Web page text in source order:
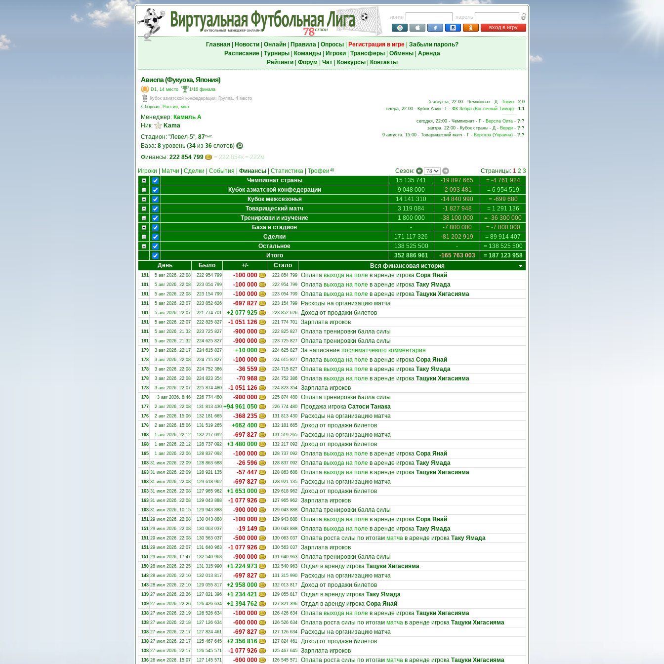
логин
пароль
вход в игру
Главная| Новости| Онлайн| Правила| Опросы| Регистрация в игре| Забыли пароль?
Расписание| Турниры| Команды| Игроки| Трансферы| Обмены| Аренда
Рейтинги| Форум Чат| Конкурсы| Контакты
Ависпа (Фукуока, Япония)
D1, 14 место
1/16 финала
Кубок азиатской конфедерации: Группа, 4 место
Сборная: Россия, мол.
Менеджер: Камиль А
Ник:
Kama
Стадион: "Левел-5", 87тыс.
База: 8 уровень (34 из 36 слотов)
Финансы: 222 854 799 = 222 854к = 222м
5 августа, 22:00 - Чемпионат - Д - Токио - 2:0
вчера, 22:00 - Кубок Азии - Г - ФК Зебра (Восточный Тимор) - 1:1
сегодня, 22:00 - Чемпионат - Г - Верспа Оита - ?:?
завтра, 22:00 - Кубок страны - Д - Верди - ?:?
9 августа, 15:00 - Товарищеский матч - Г - Ворскла (Украина) - ?:?
Игроки Матчи Сделки События Финансы Статистика Трофеи 40 Сезон: Страницы: 1 2 3
Чемпионат страны
15 135 741 -19 897 665
= -4 761 924
Кубок азиатской конфедерации
9 048 000 -2 093 481
= 6 954 519
Кубок межсезонья
14 141 310 -14 840 990
= -699 680
Товарищеский матч
3 119 084 -1 827 948
= 1 291 136
Тренировки и изучение
1 800 000 -38 100 000
= -36 300 000
База и стадион
- -7 800 000
= -7 800 000
Сделки
171 117 326 -81 202 919
= 89 914 407
Остальное
138 525 500 -
= 138 525 500
Итого
352 886 961 -165 763 003
= 187 123 958
День
Было +/- Стало Вся финансовая история
191 5 авг 2026, 22:08 222 954 799 -100 000 222 854 799 Оплата выхода на поле в аренде игрока Сора Янай
191 5 авг 2026, 22:08 223 054 799 -100 000 222 954 799 Оплата выхода на поле в аренде игрока Таку Ямада
191 5 авг 2026, 22:08 223 154 799 -100 000 223 054 799 Оплата выхода на поле в аренде игрока Тацуки Хигасияма
191 5 авг 2026, 22:07 223 852 626 -697 827 223 154 799 Расходы на организацию матча
191 5 авг 2026, 22:07 221 774 701 +2 077 925 223 852 626 Доход от продажи билетов
191 5 авг 2026, 22:07 222 825 827 -1 051 126 221 774 701 Зарплата игроков
191 5 авг 2026, 21:32 223 725 827 -900 000 222 825 827 Оплата тренировки балла силы
191 5 авг 2026, 21:32 224 625 827 -900 000 223 725 827 Оплата тренировки балла силы
179 3 авг 2026, 22:17 224 615 827 +10 000 224 625 827 За написание послематчевого комментария
178 3 авг 2026, 22:08 224 715 827 -100 000 224 615 827 Оплата выхода на поле в аренде игрока Сора Янай
178 3 авг 2026, 22:08 224 752 386 -36 559 224 715 827 Оплата выхода на поле в аренде игрока Таку Ямада
178 3 авг 2026, 22:08 224 823 354 -70 968 224 752 386 Оплата выхода на поле в аренде игрока Тацуки Хигасияма
178 3 авг 2026, 22:07 225 874 480 -1 051 126 224 823 354 Зарплата игроков
178 3 авг 2026, 8:46 226 774 480 -900 000 225 874 480 Оплата тренировки балла силы
177 2 авг 2026, 22:08 131 813 430 +94 961 050 226 774 480 Продажа игрока Сатоси Танака
176 2 авг 2026, 15:06 132 181 665 -368 235 131 813 430 Расходы на организацию матча
176 2 авг 2026, 15:06 131 519 265 +662 400 132 181 665 Доход от продажи билетов
168 1 авг 2026, 22:12 132 217 092 -697 827 131 519 265 Расходы на организацию матча
168 1 авг 2026, 22:12 128 737 092 +3 480 000 132 217 092 Доход от продажи билетов
165 1 авг 2026, 22:06 128 837 092 -100 000 128 737 092 Оплата выхода на поле в аренде игрока Сора Янай
163 31 июл 2026, 22:09 128 863 688 -26 596 128 837 092 Оплата выхода на поле в аренде игрока Таку Ямада
163 31 июл 2026, 22:09 128 921 135 -57 447 128 863 688 Оплата выхода на поле в аренде игрока Тацуки Хигасияма
163 31 июл 2026, 22:08 129 618 962 -697 827 128 921 135 Расходы на организацию матча
163 31 июл 2026, 22:08 127 965 962 +1 653 000 129 618 962 Доход от продажи билетов
163 31 июл 2026, 22:08 129 043 888 -1 077 926 127 965 962 Зарплата игроков
163 31 июл 2026, 10:15 129 943 888 -900 000 129 043 888 Оплата тренировки балла силы
151 29 июл 2026, 22:08 130 043 888 -100 000 129 943 888 Оплата выхода на поле в аренде игрока Сора Янай
151 29 июл 2026, 22:08 130 063 037 -19 149 130 043 888 Оплата выхода на поле в аренде игрока Таку Ямада
151 29 июл 2026, 22:08 130 563 037 -500 000 130 063 037 Оплата роста силы по итогам матча в аренде игрока Таку Ямада
151 29 июл 2026, 22:07 131 640 963 -1 077 926 130 563 037 Зарплата игроков
151 29 июл 2026, 17:47 132 540 963 -900 000 131 640 963 Оплата тренировки балла силы
150 28 июл 2026, 22:25 131 315 990 +1 224 973 132 540 963 Отдал в аренду игрока Тацуки Хигасияма
143 28 июл 2026, 22:10 132 013 817 -697 827 131 315 990 Расходы на организацию матча
143 28 июл 2026, 22:10 129 055 817 +2 958 000 132 013 817 Доход от продажи билетов
139 27 июл 2026, 22:26 127 821 396 +1 234 421 129 055 817 Отдал в аренду игрока Таку Ямада
139 27 июл 2026, 22:26 126 426 634 +1 394 762 127 821 396 Отдал в аренду игрока Сора Янай
138 27 июл 2026, 22:19 126 526 634 -100 000 126 426 634 Оплата выхода на поле в аренде игрока Тацуки Хигасияма
138 27 июл 2026, 22:18 127 126 634 -600 000 126 526 634 Оплата роста силы по итогам матча в аренде игрока Тацуки Хигасияма
138 27 июл 2026, 22:17 127 824 461 -697 827 127 126 634 Расходы на организацию матча
138 27 июл 2026, 22:17 125 467 645 +2 356 816 127 824 461 Доход от продажи билетов
138 27 июл 2026, 22:17 126 545 571 -1 077 926 125 467 645 Зарплата игроков
136 26 июл 2026, 15:07 127 145 571 -600 000 126 545 571 Оплата роста силы по итогам матча в аренде игрока Тацуки Хигасияма